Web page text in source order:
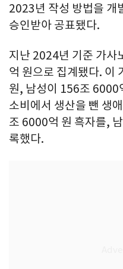
2023년 작성 방법을 개
승인받아 공표됐다.
지난 2024년 기준 가사
억 원으로 집계됐다. 이
원, 남성이 156조 6000
소비에서 생산을 뺀 생
조 6000억 원 흑자를,
록했다.